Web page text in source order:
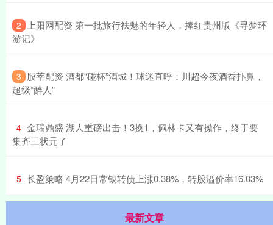
2
​上阳网配资 第一批旅行祛魅的年轻人，捧红贵州版《寻梦环
游记》
3 ​股莘配资 酒都“碰杯”酒城！球迷直呼：川超今夜酒香扑鼻，
超级“醉人”
4 ​金瑞鼎盛 湖人重磅出击！3换1，佩林卡又有操作，终于要
集齐三状元了
5 ​长盈策略 4月22日常银转债上涨0.38%，转股溢价率16.03%
最新文章